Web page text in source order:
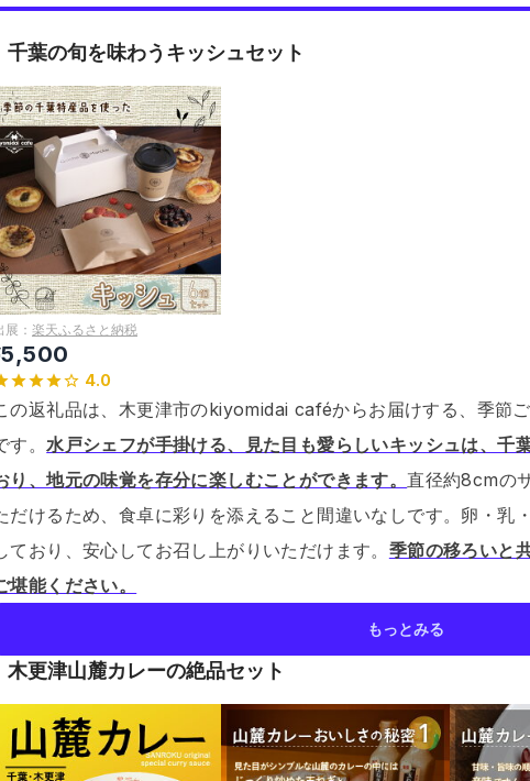
千葉の旬を味わうキッシュセット
展： 楽天ふるさと納税
5,500
4.0
の返礼品は、木更津市のkiyomidai caféからお届けする、季節
す。水戸シェフが手掛ける、見た目も愛らしいキッシュは、千
り、地元の味覚を存分に楽しむことができます。 直径約8cmの
だけるため、食卓に彩りを添えること間違いなしです。 卵・乳
ており、安心してお召し上がりいただけます。 季節の移ろいと
堪能ください。
もっとみる
木更津山麓カレーの絶品セット